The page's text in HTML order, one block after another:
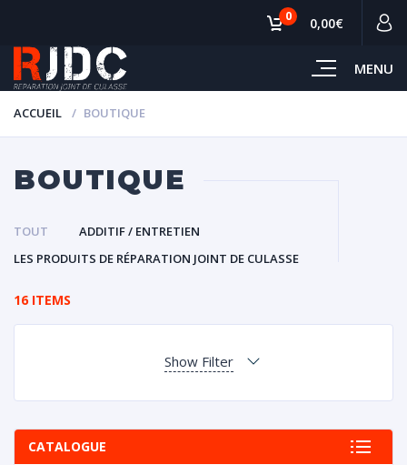
MENU
0 0,00€
ACCUEIL BOUTIQUE
BOUTIQUE
TOUT
ADDITIF / ENTRETIEN
LES PRODUITS DE RÉPARATION JOINT DE CULASSE
16 ITEMS
Show Filter
CATALOGUE